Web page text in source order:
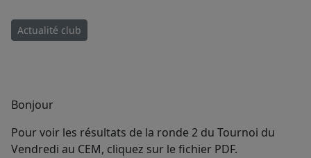
Actualité club
Bonjour
Pour voir les résultats de la ronde 2 du Tournoi du
Vendredi au CEM, cliquez sur le fichier PDF.